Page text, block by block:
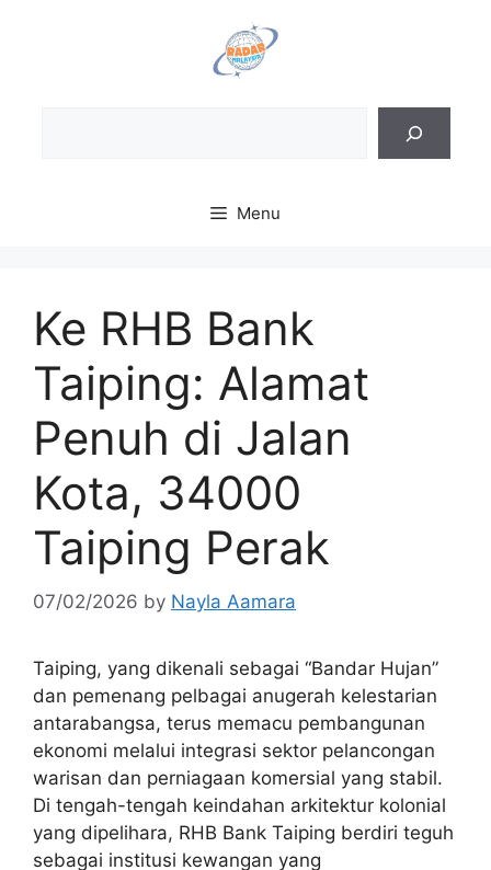
Menu
Ke RHB Bank
Taiping: Alamat
Penuh di Jalan
Kota, 34000
Taiping Perak
07/02/2026 by Nayla Aamara
Taiping, yang dikenali sebagai “Bandar Hujan”
dan pemenang pelbagai anugerah kelestarian
antarabangsa, terus memacu pembangunan
ekonomi melalui integrasi sektor pelancongan
warisan dan perniagaan komersial yang stabil.
Di tengah-tengah keindahan arkitektur kolonial
yang dipelihara, RHB Bank Taiping berdiri teguh
sebagai institusi kewangan yang